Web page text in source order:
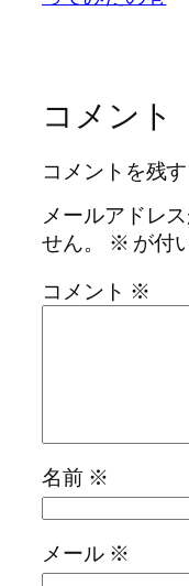
コメント
コメントを残す
メールアドレ
せん。
※ が付
コメント ※
名前 ※
メール ※